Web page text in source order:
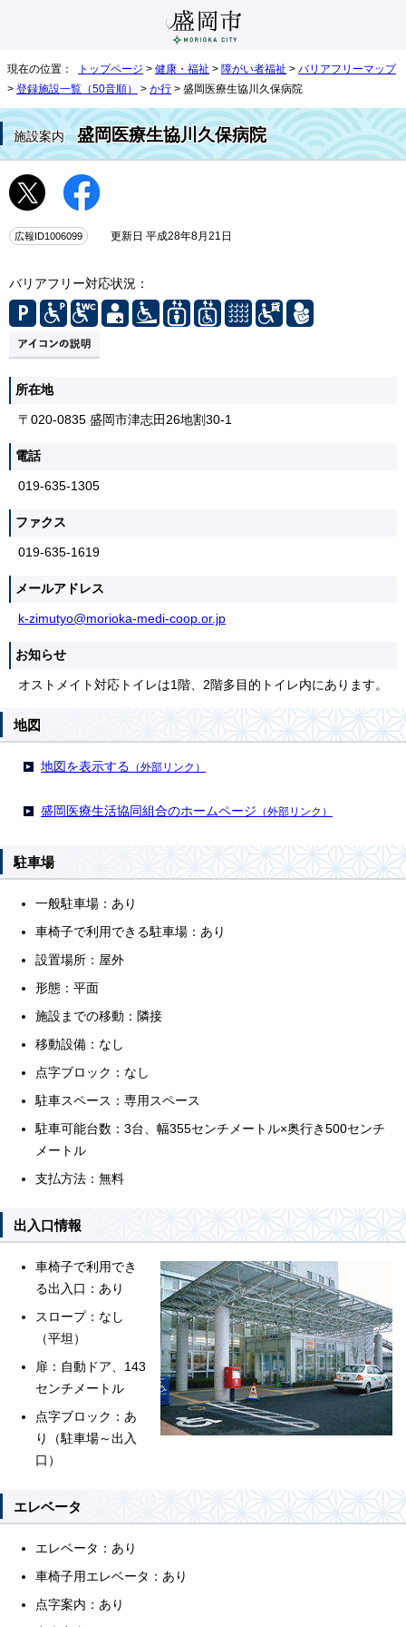
現在の位置： トップページ > 健康・福祉 > 障がい者福祉 > バリアフリーマップ
> 登録施設一覧（50音順） > か行 > 盛岡医療生協川久保病院
施設案内盛岡医療生協川久保病院
広報ID1006099 更新日 平成28年8月21日
バリアフリー対応状況：
所在地
〒020-0835 盛岡市津志田26地割30-1
電話
019-635-1305
ファクス
019-635-1619
メールアドレス
k-zimutyo@morioka-medi-coop.or.jp
お知らせ
オストメイト対応トイレは1階、2階多目的トイレ内にあります。
地図
地図を表示する （外部リンク）
盛岡医療生活協同組合のホームページ （外部リンク）
駐車場
一般駐車場：あり
車椅子で利用できる駐車場：あり
設置場所：屋外
形態：平面
施設までの移動：隣接
移動設備：なし
点字ブロック：なし
駐車スペース：専用スペース
駐車可能台数：3台、幅355センチメートル×奥行き500センチ
メートル
支払方法：無料
出入口情報
車椅子で利用でき
る出入口：あり
スロープ：なし
（平坦）
扉：自動ドア、143
センチメートル
点字ブロック：あ
り（駐車場～出入
口）
エレベータ
エレベータ：あり
車椅子用エレベータ：あり
点字案内：あり